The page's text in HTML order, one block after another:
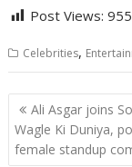
Post Views: 955
Celebrities,
Post
navigation
Ali Asgar joins
Wagle Ki Duniya,
female standup